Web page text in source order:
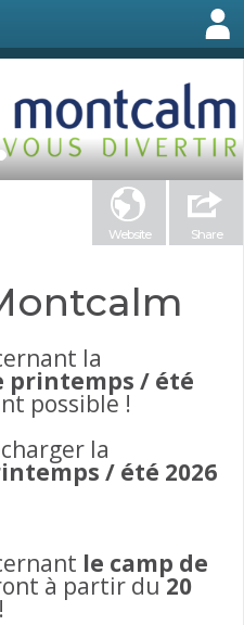
Website Share
la
printemps / été
possible !
la
/ été 2026
le camp de
à partir du20
!